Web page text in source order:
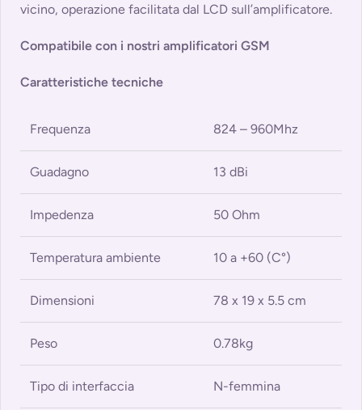
vicino, operazione facilitata dal LCD sull’amplificatore.
Compatibile con i nostri amplificatori GSM
Caratteristiche tecniche
Frequenza 824 – 960Mhz
Guadagno 13 dBi
Impedenza 50 Ohm
Temperatura ambiente 10 a +60 (C°)
Dimensioni 78 x 19 x 5.5 cm
Peso 0.78kg
Tipo di interfaccia N-femmina